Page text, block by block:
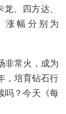
、四方达、
涨幅分别为
非常火，成为
，培育钻石行
吗？今天《每